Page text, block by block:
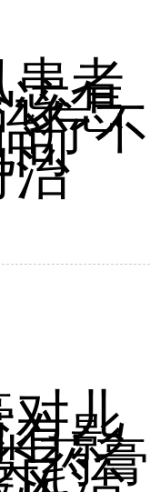
患者
该怎
疗不
问
治
对儿
有影
药膏